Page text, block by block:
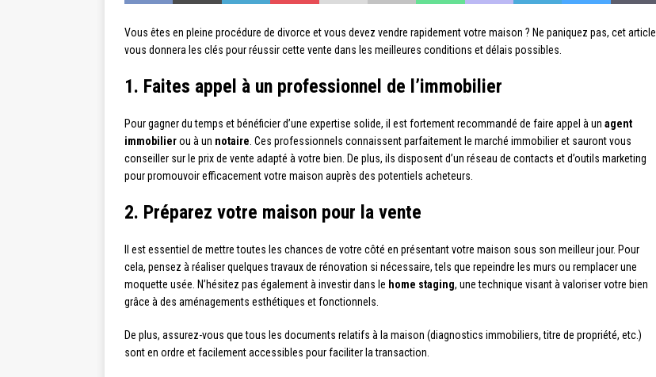
Vous êtes en pleine procédure de divorce et vous devez vendre rapidement votre maison ? Ne paniquez pas, cet article
vous donnera les clés pour réussir cette vente dans les meilleures conditions et délais possibles.
1. Faites appel à un professionnel de l’immobilier
Pour gagner du temps et bénéficier d’une expertise solide, il est fortement recommandé de faire appel à un agent
immobilierou à un notaire . Ces professionnels connaissent parfaitement le marché immobilier et sauront vous
conseiller sur le prix de vente adapté à votre bien. De plus, ils disposent d’un réseau de contacts et d’outils marketing
pour promouvoir efficacement votre maison auprès des potentiels acheteurs.
2. Préparez votre maison pour la vente
Il est essentiel de mettre toutes les chances de votre côté en présentant votre maison sous son meilleur jour. Pour
cela, pensez à réaliser quelques travaux de rénovation si nécessaire, tels que repeindre les murs ou remplacer une
moquette usée. N’hésitez pas également à investir dans le home staging, une technique visant à valoriser votre bien
grâce à des aménagements esthétiques et fonctionnels.
De plus, assurez-vous que tous les documents relatifs à la maison (diagnostics immobiliers, titre de propriété, etc.)
sont en ordre et facilement accessibles pour faciliter la transaction.